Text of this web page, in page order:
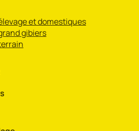
et domestiques
gibiers